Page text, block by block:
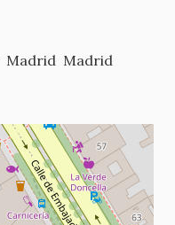
Madrid Madrid